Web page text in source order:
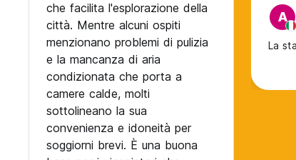
che facilita l'esplorazione della
città. Mentre alcuni ospiti
menzionano problemi di pulizia
e la mancanza di aria
condizionata che porta a
camere calde, molti
sottolineano la sua
convenienza e idoneità per
soggiorni brevi. È una buona
A
La